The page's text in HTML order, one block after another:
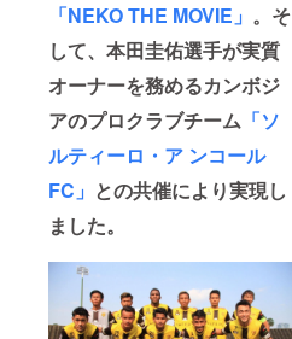
「NEKO THE MOVIE」 。そ
して、本田圭佑選手が実質
オーナーを務めるカンボジ
アのプロクラブチーム 「ソ
ルティーロ・ア ンコール
FC」 との共催により実現し
ました。